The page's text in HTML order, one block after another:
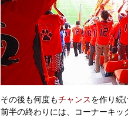
その後も何度もチャンスを作り続
前半の終わりには、コーナーキッ